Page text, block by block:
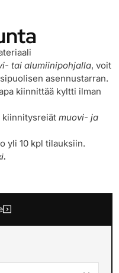
tai alumiinipohjalla, voit
asennustarran.
kiinnittää kyltti ilman
kiinnitysreiätmuovi- ja
yli 10 kpl tilauksiin.
.